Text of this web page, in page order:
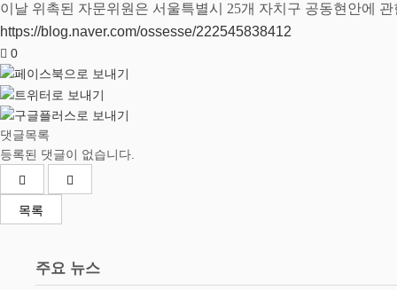
이날 위촉된 자문위원은 서울특별시 25개 자치구 공동현안에
https://blog.naver.com/ossesse/222545838412
0
댓글목록
등록된 댓글이 없습니다.
목록
주요 뉴스